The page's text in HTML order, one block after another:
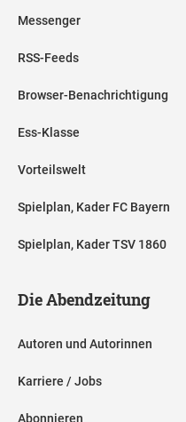
Messenger
RSS-Feeds
Browser-Benachrichtigung
Ess-Klasse
Vorteilswelt
Spielplan, Kader FC Bayern
Spielplan, Kader TSV 1860
Die Abendzeitung
Autoren und Autorinnen
Karriere / Jobs
Abonnieren